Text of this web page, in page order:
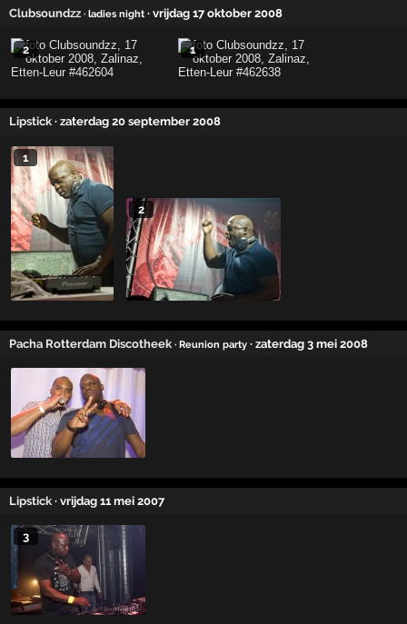
Clubsoundzz · ladies night · vrijdag 17 oktober 2008
2 1
Lipstick · zaterdag 20 september 2008
1
2
Pacha Rotterdam Discotheek · Reunion party · zaterdag 3 mei 2008
Lipstick · vrijdag 11 mei 2007
3